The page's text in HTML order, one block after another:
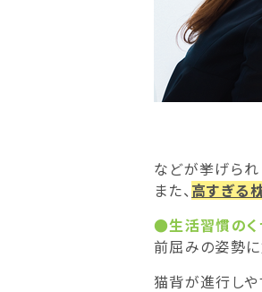
などが挙げられ
また、 高すぎる
●生活習慣のく
前屈みの姿勢に
猫背が進行しや